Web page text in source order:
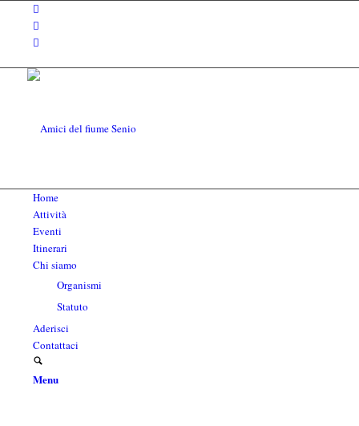
Home
Attività
Eventi
Itinerari
Chi siamo
Organismi
Statuto
Aderisci
Contattaci
Menu